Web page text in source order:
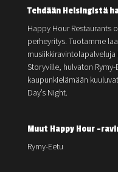
Tehdään Helsingistä
Happy Hour Restaurants
perheyritys. Tuotamme
Storyville, hulvaton Rymy-
kaupunkielämään
Day’s Night.
Muut Happy Hour -
Rymy-Eetu